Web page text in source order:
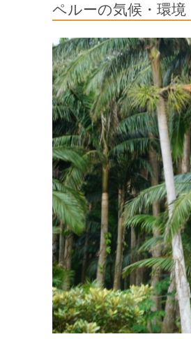
ペルーの気候・環境